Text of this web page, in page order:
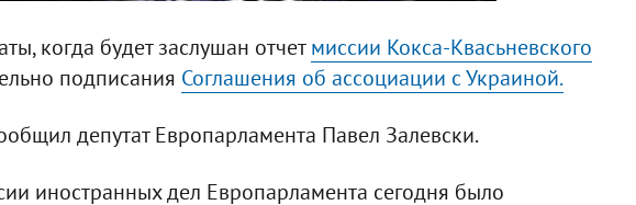
когда будет заслушан отчетмиссии Кокса-Квасьневского
подписания Соглашения об ассоциации с Украиной.
депутат Европарламента Павел Залевски.
иностранных дел Европарламента сегодня было